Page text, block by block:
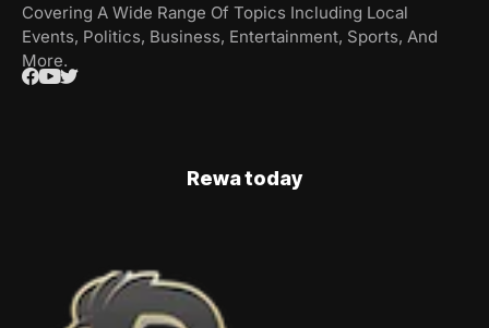
Covering A Wide Range Of Topics Including Local
Events, Politics, Business, Entertainment, Sports, And
More.
Rewa today